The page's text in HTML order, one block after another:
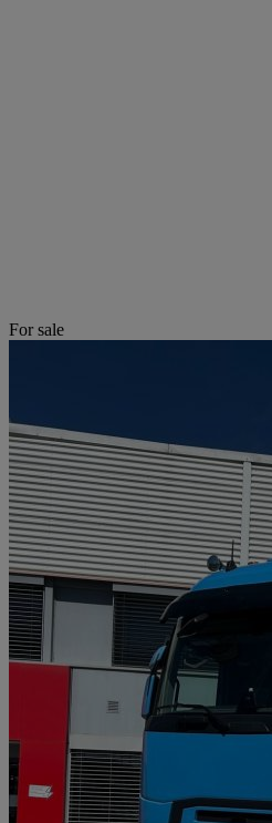
For sale